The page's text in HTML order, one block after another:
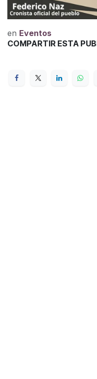
en Eventos
COMPARTIR ESTA